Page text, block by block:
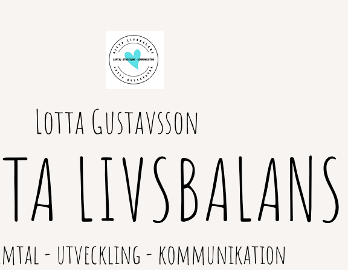
LIVSBALANS
- utveckling - kommunikation
Lotta Gustavsson